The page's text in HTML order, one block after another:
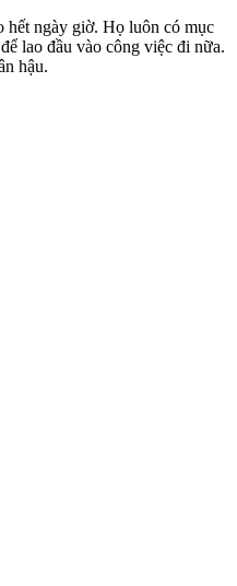
hết ngày giờ. Họ luôn có mục
lao đầu vào công việc đi nữa.
hậu.